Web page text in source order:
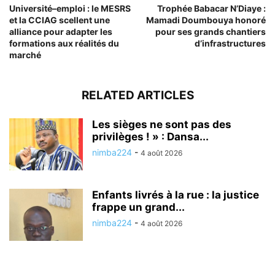
Université–emploi : le MESRS
et la CCIAG scellent une
alliance pour adapter les
formations aux réalités du
marché
Trophée Babacar N’Diaye :
Mamadi Doumbouya honoré
pour ses grands chantiers
d’infrastructures
RELATED ARTICLES
Les sièges ne sont pas des
privilèges ! » : Dansa...
nimba224 - 4 août 2026
Enfants livrés à la rue : la justice
frappe un grand...
nimba224 - 4 août 2026